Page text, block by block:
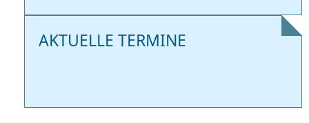
AKTUELLE TERMINE